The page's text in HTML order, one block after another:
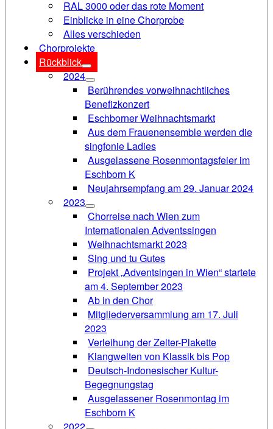
RAL 3000 oder das rote Moment
Einblicke in eine Chorprobe
Alles verschieden
Chorprojekte
Rückblick
2024
Berührendes vorweihnachtliches
Benefizkonzert
Eschborner Weihnachtsmarkt
Aus dem Frauenensemble werden die
singfonie Ladies
Ausgelassene Rosenmontagsfeier im
Eschborn K
Neujahrsempfang am 29. Januar 2024
2023
Chorreise nach Wien zum
Internationalen Adventssingen
Weihnachtsmarkt 2023
Sing und tu Gutes
Projekt „Adventsingen in Wien“ startete
am 4. September 2023
Ab in den Chor
Mitgliederversammlung am 17. Juli
2023
Verleihung der Zelter-Plakette
Klangwelten von Klassik bis Pop
Deutsch-Indonesischer Kultur-
Begegnungstag
Ausgelassener Rosenmontag im
Eschborn K
2022